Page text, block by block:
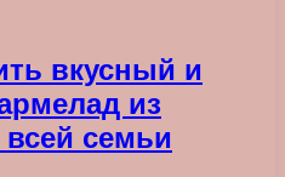
вкусный и
из
семьи